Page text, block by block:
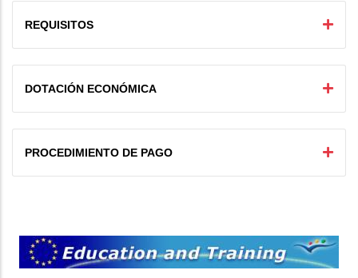
REQUISITOS
DOTACIÓN ECONÓMICA
PROCEDIMIENTO DE PAGO